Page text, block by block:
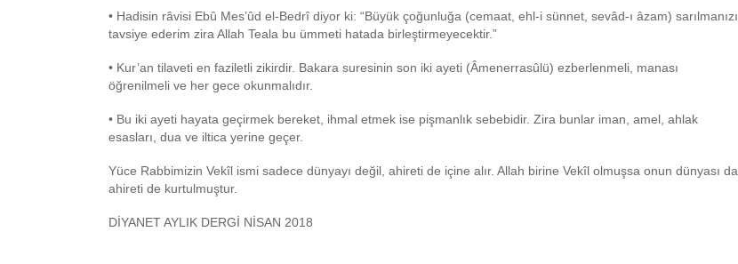
• Hadisin râvisi Ebû Mes’ûd el-Bedrî diyor ki: “Büyük çoğunluğa (cemaat, ehl-i sünnet, sevâd-ı âzam) sarılmanızı
tavsiye ederim zira Allah Teala bu ümmeti hatada birleştirmeyecektir.”
• Kur’an tilaveti en faziletli zikirdir. Bakara suresinin son iki ayeti (Âmenerrasûlü) ezberlenmeli, manası
öğrenilmeli ve her gece okunmalıdır.
• Bu iki ayeti hayata geçirmek bereket, ihmal etmek ise pişmanlık sebebidir. Zira bunlar iman, amel, ahlak
esasları, dua ve iltica yerine geçer.
Yüce Rabbimizin Vekîl ismi sadece dünyayı değil, ahireti de içine alır. Allah birine Vekîl olmuşsa onun dünyası da
ahireti de kurtulmuştur.
DİYANET AYLIK DERGİ NİSAN 2018